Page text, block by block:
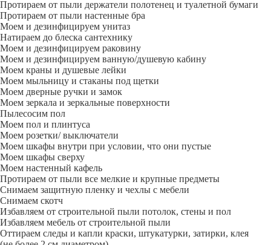
Протираем от пыли держатели полотенец и туалетной бумаги
Протираем от пыли настенные бра
Моем и дезинфицируем унитаз
Натираем до блеска сантехнику
Моем и дезинфицируем раковину
Моем и дезинфицируем ванную/душевую кабину
Моем краны и душевые лейки
Моем мыльницу и стаканы под щетки
Моем дверные ручки и замок
Моем зеркала и зеркальные поверхности
Пылесосим пол
Моем пол и плинтуса
Моем розетки/ выключатели
Моем шкафы внутри при условии, что они пустые
Моем шкафы сверху
Моем настенный кафель
Протираем от пыли все мелкие и крупные предметы
Снимаем защитную пленку и чехлы с мебели
Снимаем скотч
Избавляем от строительной пыли потолок, стены и пол
Избавляем мебель от строительной пыли
Оттираем следы и капли краски, штукатурки, затирки, клея